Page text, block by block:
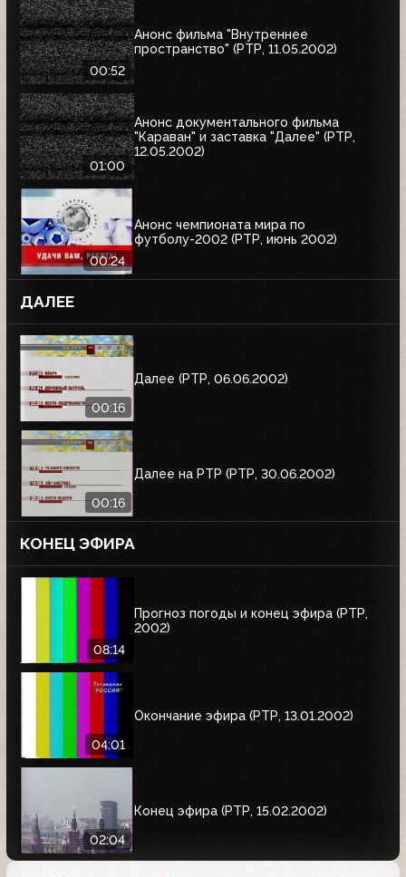
00:52
Анонс фильма "Внутреннее
пространство" (РТР, 11.05.2002)
01:00
Анонс документального фильма
"Караван" и заставка "Далее" (РТР,
12.05.2002)
00:24
Анонс чемпионата мира по
футболу-2002 (РТР, июнь 2002)
ДАЛЕЕ
00:16
Далее (РТР, 06.06.2002)
00:16
Далее на РТР (РТР, 30.06.2002)
КОНЕЦ ЭФИРА
08:14
Прогноз погоды и конец эфира (РТР,
2002)
04:01
Окончание эфира (РТР, 13.01.2002)
02:04
Конец эфира (РТР, 15.02.2002)